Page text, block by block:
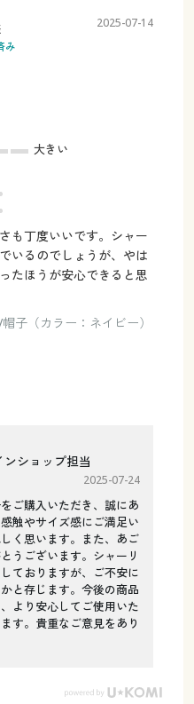
み
2025-07-14
大きい
も丁度いいです。シャー
いるのでしょうが、やは
たほうが安心できると思
子（カラー：ネイビー）
ショップ担当
2025-07-24
ご購入いただき、誠にあ
触やサイズ感にご満足い
く思います。また、あご
うございます。シャーリ
ておりますが、ご不安に
と存じます。今後の商品
より安心してご使用いた
す。貴重なご意見をあり